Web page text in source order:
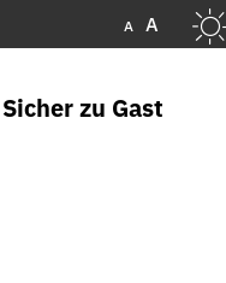
A A
Sicher zu Gast